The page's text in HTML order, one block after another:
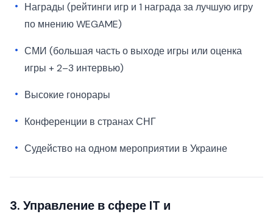
Награды (рейтинги игр и 1 награда за лучшую игру
по мнению WEGAME)
СМИ (большая часть о выходе игры или оценка
игры + 2–3 интервью)
Высокие гонорары
Конференции в странах СНГ
Судейство на одном мероприятии в Украине
3. Управление в сфере IT и